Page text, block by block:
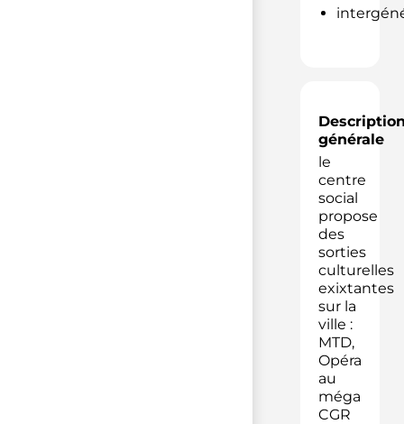
générale
le
centre
social
propose
des
sorties
culturelles
exixtantes
sur la
ville :
MTD,
Opéra
au
méga
CGR